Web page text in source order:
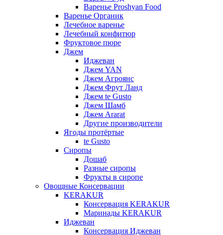
Варенье Proshyan Food
Варенье Органик
Лечебное варенье
Лечебный конфитюр
Фруктовое пюре
Джем
Иджеван
Джем YAN
Джем Агроянс
Джем Фрут Ланд
Джем te Gusto
Джем Шамб
Джем Ararat
Другие производители
Ягоды протёртые
te Gusto
Сиропы
Дошаб
Разные сиропы
Фрукты в сиропе
Овощные Консервации
KERAKUR
Консервация KERAKUR
Маринады KERAKUR
Иджеван
Консервация Иджеван